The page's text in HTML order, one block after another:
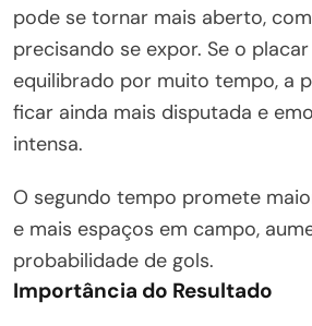
pode se tornar mais aberto,
precisando se expor. Se o
equilibrado por muito tempo, a
ficar ainda mais disputada e
intensa.
O segundo tempo promete
e mais espaços em campo,
probabilidade de gols.
Importância do Resultado